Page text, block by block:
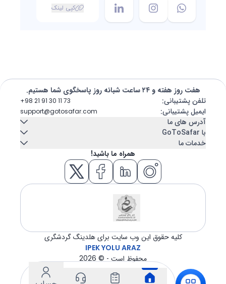
کپی لینک
هفت روز هفته و ۲۴ ساعت شبانه روز پاسخگوی شما هستیم.
تلفن پشتیبانی:
+98 21 91 30 11 73
ایمیل پشتیبانی:
support@gotosafar.com
آدرس های ما
تهران، ایران
میرداماد, خیابان شاه نظری, خیابان ابن سینا پلاک 7
خیابان امام - مجتمع تجاری عتیق - بلوک A - طبقه دوم واحد 12
GÜNEY MAH. GAZİLER CAD. No:292 Tempo iş merkezi Kat:5 İç
با GoToSafar
درباره ما
سوالات متداول
خدمات ما
کشتی کروز
بلیط هواپیما
همراه ما باشید!
کلیه حقوق این وب سایت برای هلدینگ گردشگری
IPEK YOLU ARAZ
محفوظ است - ©2026